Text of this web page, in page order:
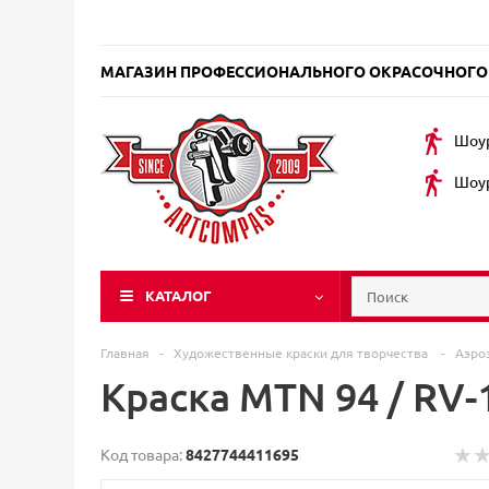
МАГАЗИН ПРОФЕССИОНАЛЬНОГО
КАТАЛОГ
Главная - Художественные краски для творчества -
Краска MTN 94 /
Код товара:8427744411695